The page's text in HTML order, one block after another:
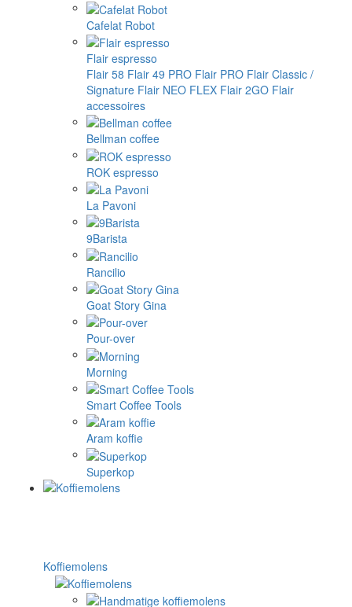
Cafelat Robot
Flair espresso
Flair 58 Flair 49 PRO Flair PRO Flair Classic /
Signature Flair NEO FLEX Flair 2GO Flair
accessoires
Bellman coffee
ROK espresso
La Pavoni
9Barista
Rancilio
Goat Story Gina
Pour-over
Morning
Smart Coffee Tools
Aram koffie
Superkop
Koffiemolens